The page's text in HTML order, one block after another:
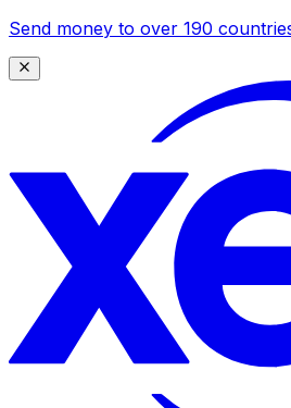
Send money to over 190